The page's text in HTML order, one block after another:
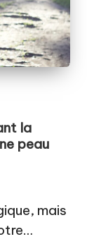
la
peau
mais